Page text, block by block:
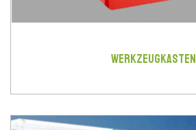
WERKZEUGKASTEN